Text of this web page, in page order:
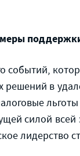
меры
событий,
в
силой
лидерство